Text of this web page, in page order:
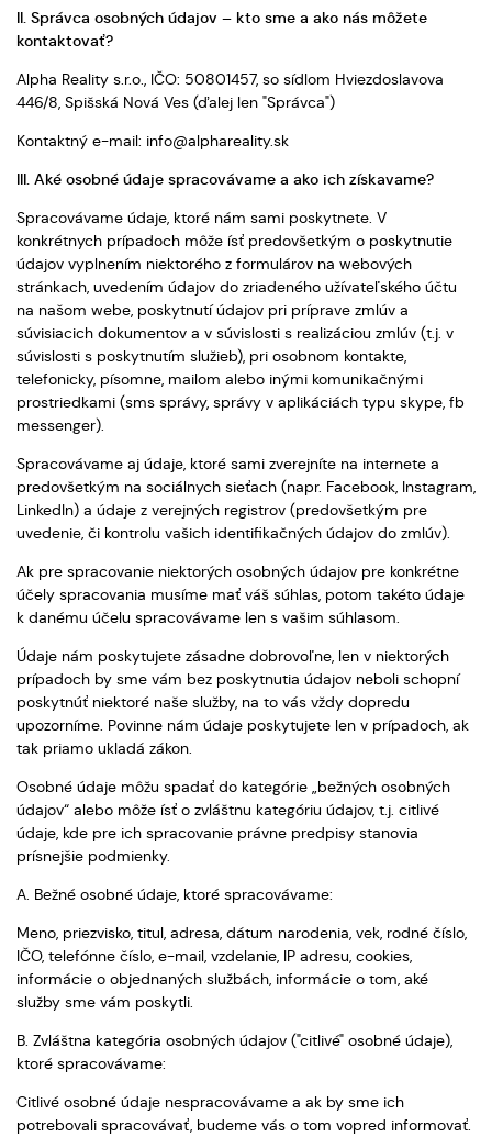
II. Správca osobných údajov – kto sme a ako nás môžete
kontaktovať?
Alpha Reality s.r.o., IČO: 50801457, so sídlom Hviezdoslavova
446/8, Spišská Nová Ves (ďalej len "Správca")
Kontaktný e-mail: info@alphareality.sk
III. Aké osobné údaje spracovávame a ako ich získavame?
Spracovávame údaje, ktoré nám sami poskytnete. V
konkrétnych prípadoch môže ísť predovšetkým o poskytnutie
údajov vyplnením niektorého z formulárov na webových
stránkach, uvedením údajov do zriadeného užívateľského účtu
na našom webe, poskytnutí údajov pri príprave zmlúv a
súvisiacich dokumentov a v súvislosti s realizáciou zmlúv (t.j. v
súvislosti s poskytnutím služieb), pri osobnom kontakte,
telefonicky, písomne, mailom alebo inými komunikačnými
prostriedkami (sms správy, správy v aplikáciách typu skype, fb
messenger).
Spracovávame aj údaje, ktoré sami zverejníte na internete a
predovšetkým na sociálnych sieťach (napr. Facebook, Instagram,
LinkedIn) a údaje z verejných registrov (predovšetkým pre
uvedenie, či kontrolu vašich identifikačných údajov do zmlúv).
Ak pre spracovanie niektorých osobných údajov pre konkrétne
účely spracovania musíme mať váš súhlas, potom takéto údaje
k danému účelu spracovávame len s vašim súhlasom.
Údaje nám poskytujete zásadne dobrovoľne, len v niektorých
prípadoch by sme vám bez poskytnutia údajov neboli schopní
poskytnúť niektoré naše služby, na to vás vždy dopredu
upozorníme. Povinne nám údaje poskytujete len v prípadoch, ak
tak priamo ukladá zákon.
Osobné údaje môžu spadať do kategórie „bežných osobných
údajov“ alebo môže ísť o zvláštnu kategóriu údajov, t.j. citlivé
údaje, kde pre ich spracovanie právne predpisy stanovia
prísnejšie podmienky.
A. Bežné osobné údaje, ktoré spracovávame:
Meno, priezvisko, titul, adresa, dátum narodenia, vek, rodné číslo,
IČO, telefónne číslo, e-mail, vzdelanie, IP adresu, cookies,
informácie o objednaných službách, informácie o tom, aké
služby sme vám poskytli.
B. Zvláštna kategória osobných údajov ("citlivé" osobné údaje),
ktoré spracovávame:
Citlivé osobné údaje nespracovávame a ak by sme ich
potrebovali spracovávať, budeme vás o tom vopred informovať.